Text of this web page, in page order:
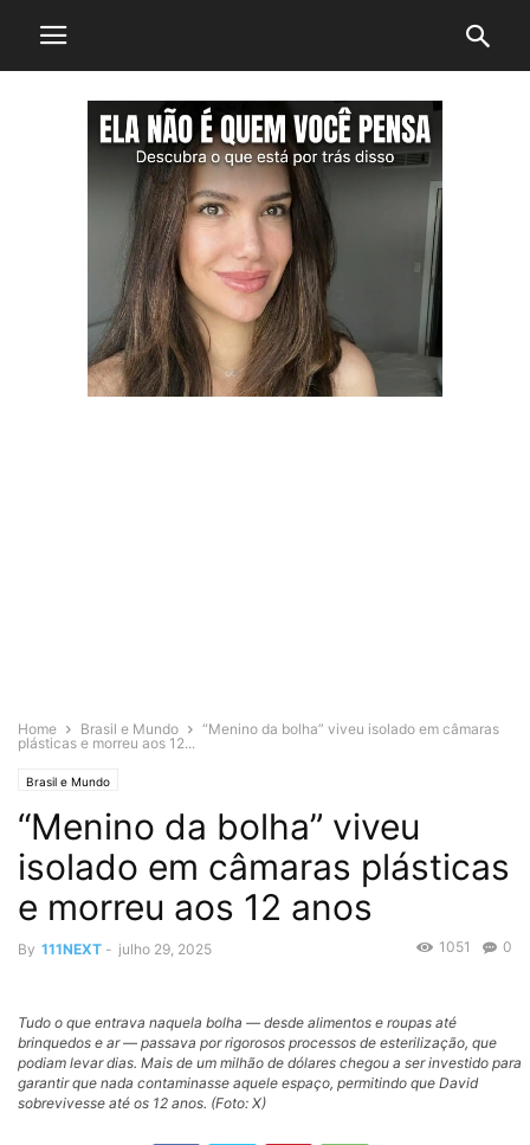
Home Brasil e Mundo
“Menino da bolha” viveu isolado em câmaras
plásticas e morreu aos 12...
Brasil e Mundo
“Menino da bolha” viveu
isolado em câmaras plásticas
e morreu aos 12 anos
By 111NEXT - julho 29, 2025 0
1051
Tudo o que entrava naquela bolha — desde alimentos e roupas até
brinquedos e ar — passava por rigorosos processos de esterilização, que
podiam levar dias. Mais de um milhão de dólares chegou a ser investido para
garantir que nada contaminasse aquele espaço, permitindo que David
sobrevivesse até os 12 anos. (Foto: X)